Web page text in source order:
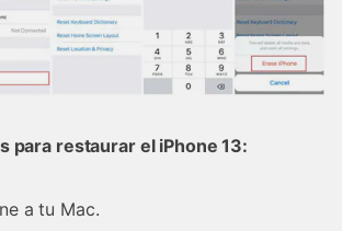
para restaurar el iPhone 13:
a tu Mac.